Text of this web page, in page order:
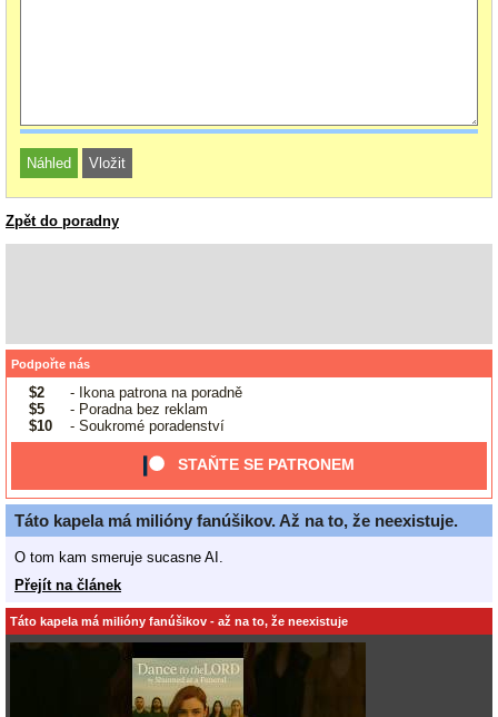
Zpět do poradny
Podpořte nás
$2
- Ikona patrona na poradně
$5
- Poradna bez reklam
$10
- Soukromé poradenství
STAŇTE SE PATRONEM
Táto kapela má milióny fanúšikov. Až na to, že neexistuje.
O tom kam smeruje sucasne AI.
Přejít na článek
Táto kapela má milióny fanúšikov - až na to, že neexistuje